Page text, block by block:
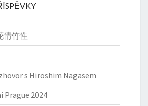
情竹性
s Hiroshim Nagasem
Prague 2024